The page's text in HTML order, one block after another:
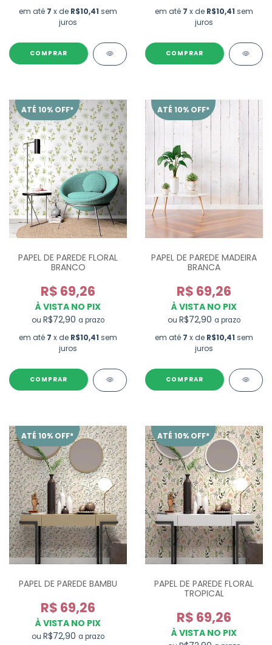
em até 7 x de R$10,41 sem
juros
em até 7 x de R$10,41 sem
juros
ATÉ 10% OFF*
PAPEL DE PAREDE FLORAL
BRANCO
R$ 69,26
À VISTA NO PIX
ou R$72,90 a prazo
em até 7 x de R$10,41 sem
juros
ATÉ 10% OFF*
PAPEL DE PAREDE MADEIRA
BRANCA
R$ 69,26
À VISTA NO PIX
ou R$72,90 a prazo
em até 7 x de R$10,41 sem
juros
ATÉ 10% OFF*
PAPEL DE PAREDE BAMBU
R$ 69,26
À VISTA NO PIX
ou R$72,90 a prazo
ATÉ 10% OFF*
PAPEL DE PAREDE FLORAL
TROPICAL
R$ 69,26
À VISTA NO PIX